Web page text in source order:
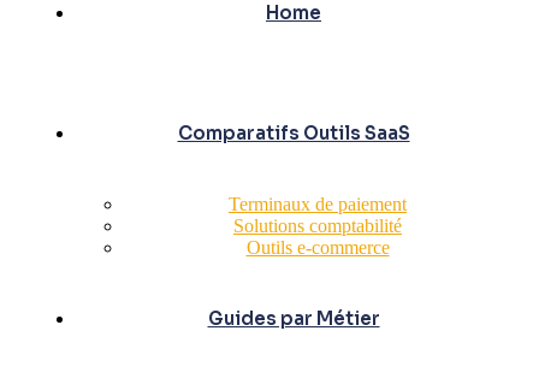
Home
Comparatifs Outils SaaS
Terminaux de paiement
Solutions comptabilité
Outils e-commerce
Guides par Métier